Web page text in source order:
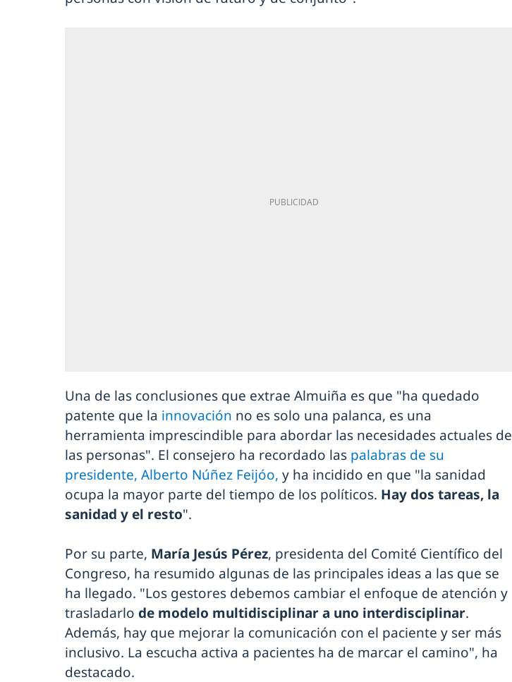
Una de las conclusiones que extrae Almuiña es que "ha quedado
patente que la innovación no es solo una palanca, es una
herramienta imprescindible para abordar las necesidades actuales de
las personas". El consejero ha recordado las palabras de su
presidente, Alberto Núñez Feijóo, y ha incidido en que "la sanidad
ocupa la mayor parte del tiempo de los políticos. Hay dos tareas, la
sanidad y el resto".
Por su parte, María Jesús Pérez, presidenta del Comité Científico del
Congreso, ha resumido algunas de las principales ideas a las que se
ha llegado. "Los gestores debemos cambiar el enfoque de atención y
trasladarlo de modelo multidisciplinar a uno interdisciplinar.
Además, hay que mejorar la comunicación con el paciente y ser más
inclusivo. La escucha activa a pacientes ha de marcar el camino", ha
destacado.